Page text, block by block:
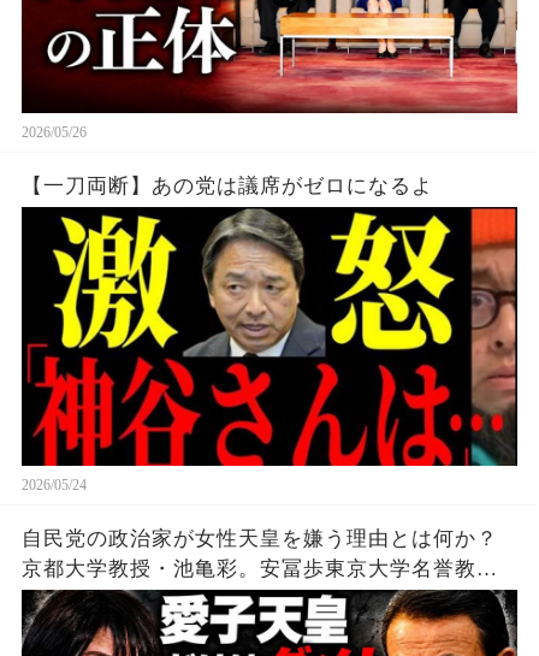
2026/05/26
【一刀両断】あの党は議席がゼロになるよ
2026/05/24
自民党の政治家が女性天皇を嫌う理由とは何か？
京都大学教授・池亀彩。安冨歩東京大学名誉教
授。